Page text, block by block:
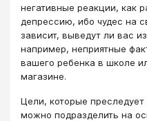
негативные реакции, как
депрессию, ибо чудес на
зависит, выведут ли вас
например, неприятные
вашего ребенка в школе
магазине.
Цели, которые
можно подразделить на